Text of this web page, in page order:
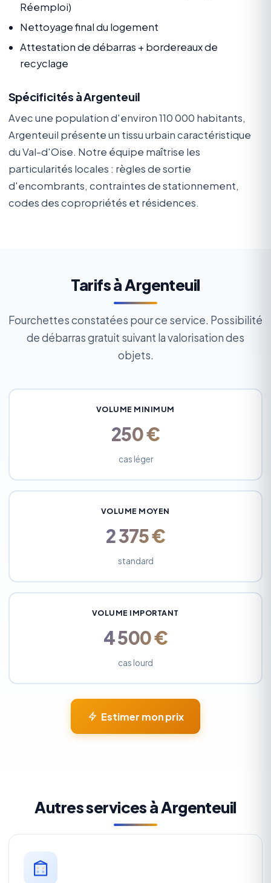
Réemploi)
Nettoyage final du logement
Attestation de débarras + bordereaux de
recyclage
Spécificités à Argenteuil
Avec une population d'environ 110 000 habitants,
Argenteuil présente un tissu urbain caractéristique
du Val-d'Oise. Notre équipe maîtrise les
particularités locales : règles de sortie
d'encombrants, contraintes de stationnement,
codes des copropriétés et résidences.
Tarifs à Argenteuil
Fourchettes constatées pour ce service. Possibilité
de débarras gratuit suivant la valorisation des
objets.
VOLUME MINIMUM
250 €
cas léger
VOLUME MOYEN
2 375 €
standard
VOLUME IMPORTANT
4 500 €
cas lourd
Estimer mon prix
Autres services à Argenteuil